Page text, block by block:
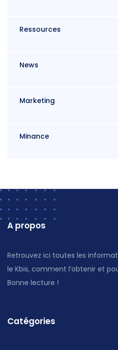
Ressources
News
Marketing
Minance
A propos
Retrouvez ici toutes les
le Kbis, comment l’obtenir et
Bonne lecture !
Catégories